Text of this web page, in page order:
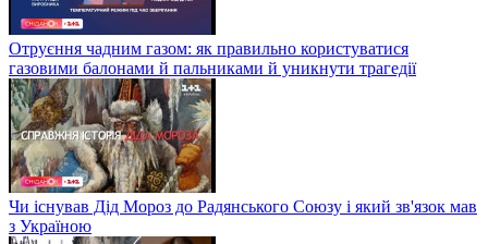
Отруєння чадним газом: як правильно користуватися
газовими балонами й пальниками й уникнути трагедії
Чи існував Дід Мороз до Радянського Союзу і який зв'язок мав
з Україною